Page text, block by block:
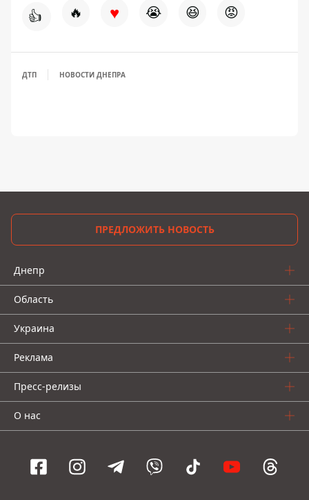
👍 🔥 ♥ 😭 😆 😡
ДТП НОВОСТИ ДНЕПРА
ПРЕДЛОЖИТЬ НОВОСТЬ
Днепр
Область
Украина
Реклама
Пресс-релизы
О нас